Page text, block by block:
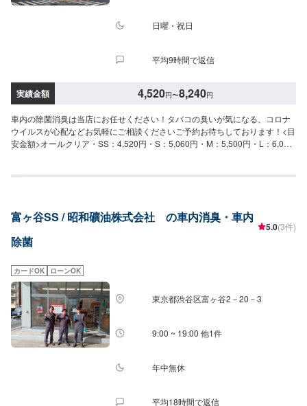
日曜・祝日
平均9時間で返信
実績金額 4,520円〜8,240円
車内の除菌消臭は当店にお任せください！タバコの臭いが気になる、コロナ
ウイルスが心配などお気軽にご相談くださいご予約お待ちしております！<目
安金額>オールクリア・SS：4,520円・S：5,060円・M：5,500円・L：6,060
す。土曜日のみAM8時00分～PM16時00分までとなっています。常時1～2名
す。
富ヶ谷SS / 昭和礦油株式会社 の車内消臭・車内
除菌
5.0(3件)
カードOK ローンOK
東京都渋谷区富ヶ谷2－20－3
9:00 ~ 19:00 他1件
年中無休
平均18時間で返信